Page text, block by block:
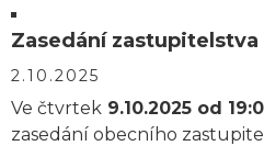
Zasedání zastupitelstva
2.10.2025
Ve čtvrtek 9.10.2025 od
zasedání obecního